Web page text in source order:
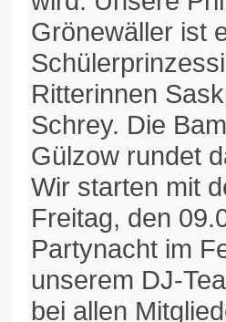
Grönewäller ist
Ritterinnen
Schrey. Die
Gülzow rundet
Wir starten mit
Freitag, den
Partynacht im
unserem DJ-
bei allen